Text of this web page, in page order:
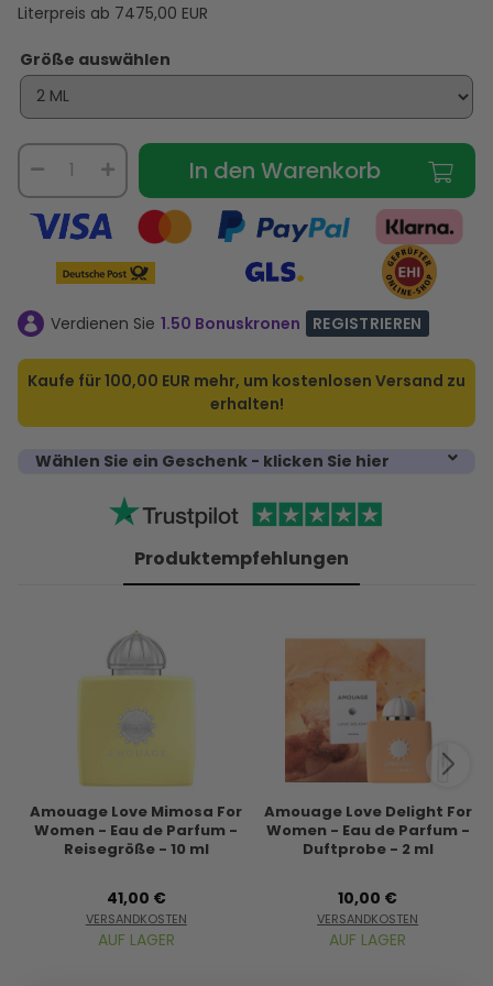
Literpreis ab 7475,00 EUR
Größe auswählen
In den Warenkorb
Verdienen Sie 1.50 Bonuskronen REGISTRIEREN
Kaufe für100,00 EUR mehr, um kostenlosen Versand zu
erhalten!
Wählen Sie ein Geschenk - klicken Sie hier
Produktempfehlungen
Amouage Love Mimosa For
Women - Eau de Parfum -
Reisegröße - 10 ml
41,00 €
VERSANDKOSTEN
AUF LAGER
Amouage Love Delight For
Women - Eau de Parfum -
Duftprobe - 2 ml
10,00 €
VERSANDKOSTEN
AUF LAGER